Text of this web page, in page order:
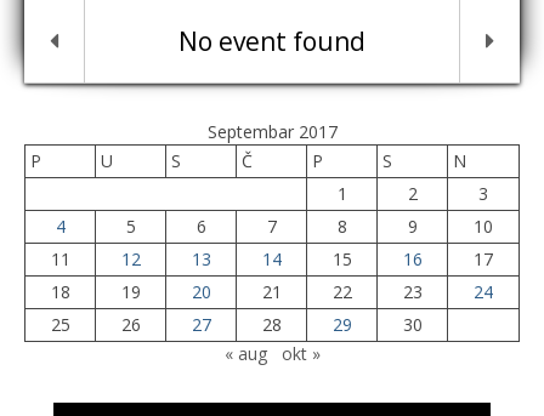
No event found
Septembar 2017
P
U S Č P S
N
1
2
3
4
5 6 7 8 9
10
11
12 13 14 15 16
17
18
19 20 21 22 23
24
25
26 27 28 29
30
« aug
okt »